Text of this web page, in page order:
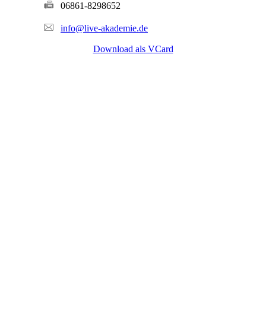
06861-8298652
info@live-akademie.de
Download als VCard